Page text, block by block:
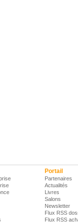
Portail
Partenaires
Actualités
Livres
Salons
Newsletter
Flux RSS
Flux RSS